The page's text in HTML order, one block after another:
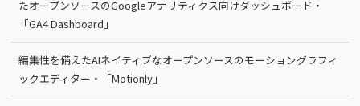
たオープンソースのGoogleアナリティクス向けダッシュボード・
「GA4 Dashboard」
編集性を備えたAIネイティブなオープンソースのモーショングラフィ
ックエディター・「Motionly」